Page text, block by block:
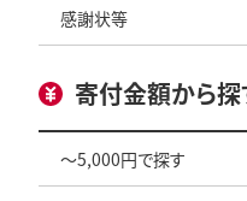
感謝状等
寄付金額から探
～5,000円で探す